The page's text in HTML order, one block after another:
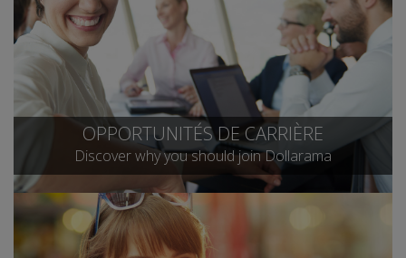
OPPORTUNITÉS DE CARRIÈRE
Discover why you should join Dollarama